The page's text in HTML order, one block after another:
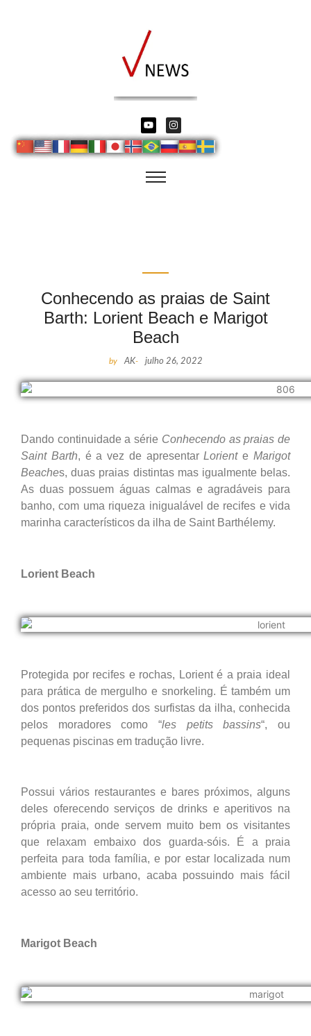
Conhecendo as praias de Saint
Barth: Lorient Beach e Marigot
Beach
by AK- julho 26, 2022
Dando continuidade a série Conhecendo as praias de
Saint Barth, é a vez de apresentarLorienteMarigot
Beaches, duas praias distintas mas igualmente belas.
As duas possuem águas calmas e agradáveis para
banho, com uma riqueza inigualável de recifes e vida
marinha característicos da ilha de Saint Barthélemy.
Lorient Beach
Protegida por recifes e rochas, Lorient é a praia ideal
para prática de mergulho e snorkeling. É também um
dos pontos preferidos dos surfistas da ilha, conhecida
pelos moradores como “les petits bassins“, ou
pequenas piscinas em tradução livre.
Possui vários restaurantes e bares próximos, alguns
deles oferecendo serviços de drinks e aperitivos na
própria praia, onde servem muito bem os visitantes
que relaxam embaixo dos guarda-sóis. É a praia
perfeita para toda família, e por estar localizada num
ambiente mais urbano, acaba possuindo mais fácil
acesso ao seu território.
Marigot Beach